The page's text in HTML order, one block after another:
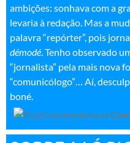
ambições: sonhava com a
levaria à redação. Mas a
palavra “repórter”, pois
démodé. Tenho observado
“jornalista” pela mais nova
“comunicólogo”… Aí,
boné.